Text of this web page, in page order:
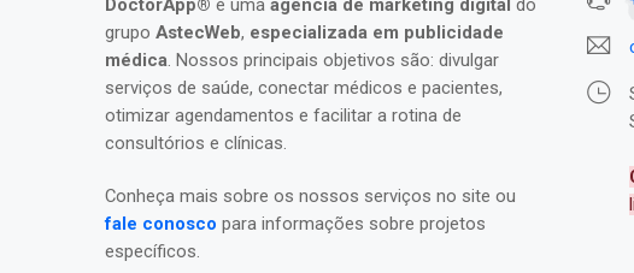
DoctorApp® é uma agência de marketing digital do
grupo AstecWeb, especializada em publicidade
médica. Nossos principais objetivos são: divulgar
serviços de saúde, conectar médicos e pacientes,
otimizar agendamentos e facilitar a rotina de
consultórios e clínicas.
Conheça mais sobre os nossos serviços no site ou
fale conosco para informações sobre projetos
específicos.